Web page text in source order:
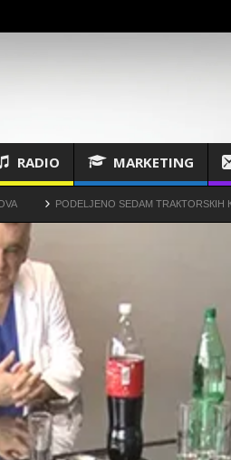
RADIO MARKETING
SEDAM TRAКTORSКIH КOSILICA